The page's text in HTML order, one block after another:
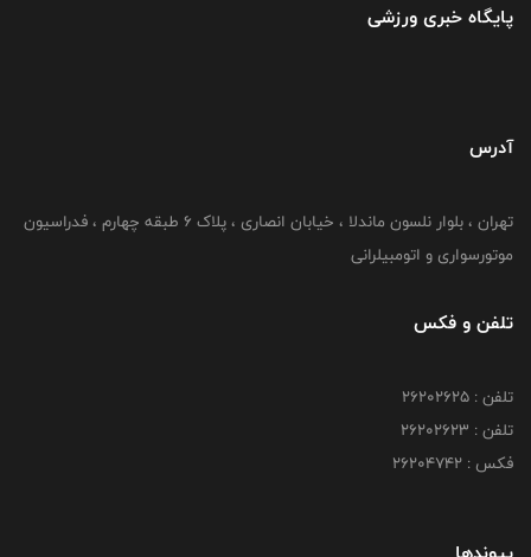
پایگاه خبری ورزشی
آدرس
تهران ، بلوار نلسون ماندلا ، خیابان انصاری ، پلاک ۶ طبقه چهارم ، فدراسیون
موتورسواری و اتومبیلرانی
تلفن و فکس
تلفن : ۲۶۲۰۲۶۲۵
تلفن : ۲۶۲۰۲۶۲۳
فکس : ۲۶۲۰۴۷۴۲